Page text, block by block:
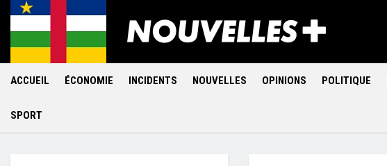
ACCUEIL ÉCONOMIE INCIDENTS NOUVELLES OPINIONS POLITIQUE
SPORT